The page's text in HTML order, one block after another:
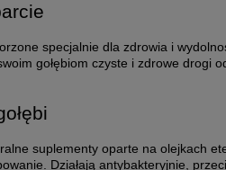
specjalnie dla zdrowia i
gołębiom czyste i zdrowe drogi
suplementy oparte na olejkach
Działają antybakteryjnie,